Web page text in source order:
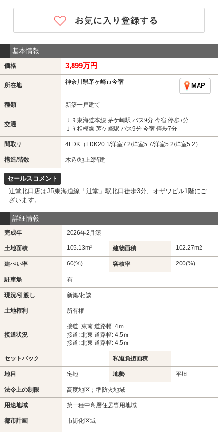
基本情報
価格 3,899万円
所在地 神奈川県茅ヶ崎市今宿
MAP
種類 新築一戸建て
交通
ＪＲ東海道本線 茅ケ崎駅 バス9分 今宿 停歩7分
ＪＲ相模線 茅ケ崎駅 バス9分 今宿 停歩7分
間取り 4LDK（LDK20.1/洋室7.2/洋室5.7/洋室5.2/洋室5.2）
構造/階数 木造/地上2階建
セールスコメント
辻堂北口店はJR東海道線「辻堂」駅北口徒歩3分、オザワビル1階にご
ざいます。
詳細情報
完成年 2026年2月築
土地面積 105.13m² 建物面積 102.27m2
建ぺい率 60(%) 容積率 200(%)
駐車場 有
現況/引渡し 新築/相談
土地権利 所有権
接道状況
接道: 東南 道路幅: 4ｍ
接道: 北東 道路幅: 4.5ｍ
接道: 北東 道路幅: 4.5ｍ
セットバック - 私道負担面積 -
地目 宅地 地勢 平坦
法令上の制限 高度地区；準防火地域
用途地域 第一種中高層住居専用地域
都市計画 市街化区域